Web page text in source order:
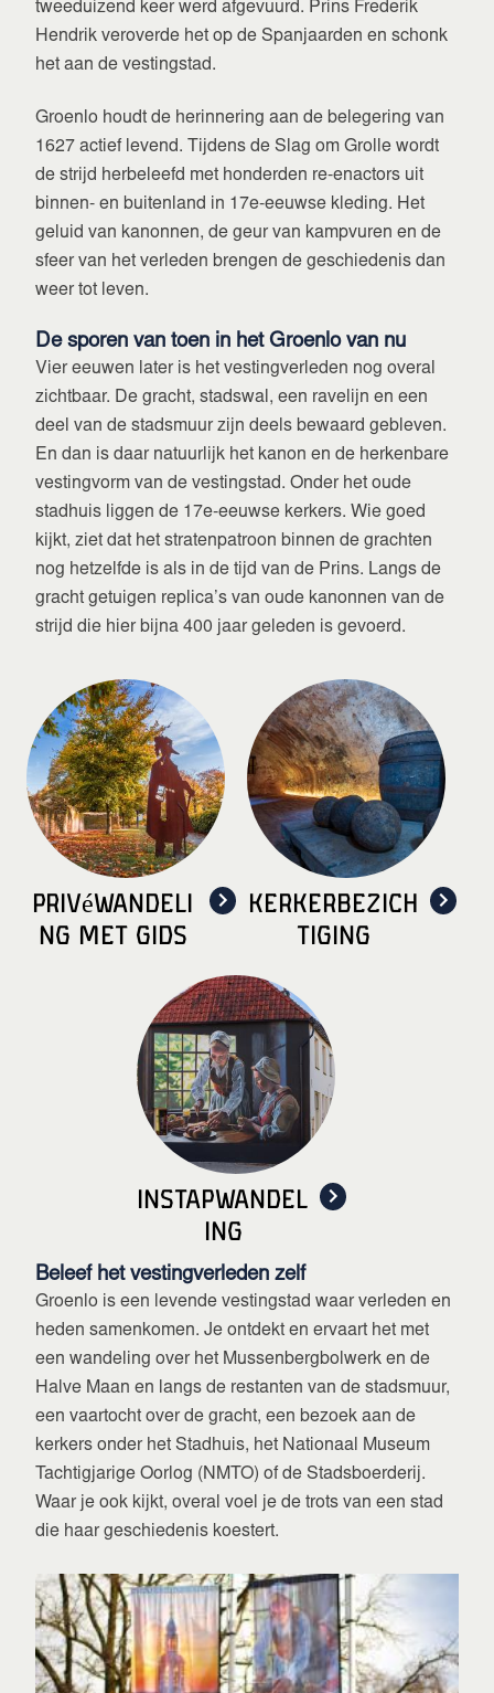
tweeduizend keer werd afgevuurd. Prins Frederik
Hendrik veroverde het op de Spanjaarden en schonk
het aan de vestingstad.
Groenlo houdt de herinnering aan de belegering van
1627 actief levend. Tijdens de Slag om Grolle wordt
de strijd herbeleefd met honderden re-enactors uit
binnen- en buitenland in 17e-eeuwse kleding. Het
geluid van kanonnen, de geur van kampvuren en de
sfeer van het verleden brengen de geschiedenis dan
weer tot leven.
De sporen van toen in het Groenlo van nu
Vier eeuwen later is het vestingverleden nog overal
zichtbaar. De gracht, stadswal, een ravelijn en een
deel van de stadsmuur zijn deels bewaard gebleven.
En dan is daar natuurlijk het kanon en de herkenbare
vestingvorm van de vestingstad. Onder het oude
stadhuis liggen de 17e-eeuwse kerkers. Wie goed
kijkt, ziet dat het stratenpatroon binnen de grachten
nog hetzelfde is als in de tijd van de Prins. Langs de
gracht getuigen replica’s van oude kanonnen van de
strijd die hier bijna 400 jaar geleden is gevoerd.
Privéwandeli
ng met gids
Kerkerbezich
tiging
Instapwandel
ing
Beleef het vestingverleden zelf
Groenlo is een levende vestingstad waar verleden en
heden samenkomen. Je ontdekt en ervaart het met
een wandeling over het Mussenbergbolwerk en de
Halve Maan en langs de restanten van de stadsmuur,
een vaartocht over de gracht, een bezoek aan de
kerkers onder het Stadhuis, het Nationaal Museum
Tachtigjarige Oorlog (NMTO) of de Stadsboerderij.
Waar je ook kijkt, overal voel je de trots van een stad
die haar geschiedenis koestert.